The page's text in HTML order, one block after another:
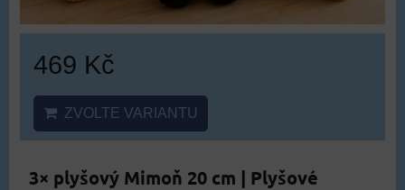
469 Kč
ZVOLTE VARIANTU
3× plyšový Mimoň 20 cm | Plyšové